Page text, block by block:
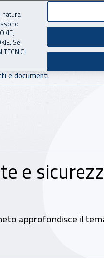
e documenti
e
approfondisce il
natura
Se